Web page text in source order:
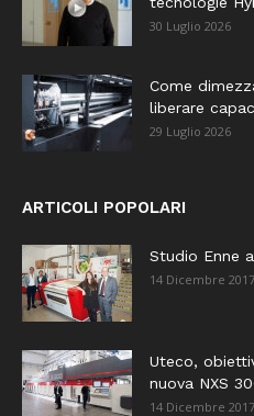
30 Luglio 2026
Come
liberare
29 Luglio 2026
ARTICOLI POPOLARI
Studio Enne
14 Dicembre 2017
Uteco,
nuova NXS
14 Dicembre 2017